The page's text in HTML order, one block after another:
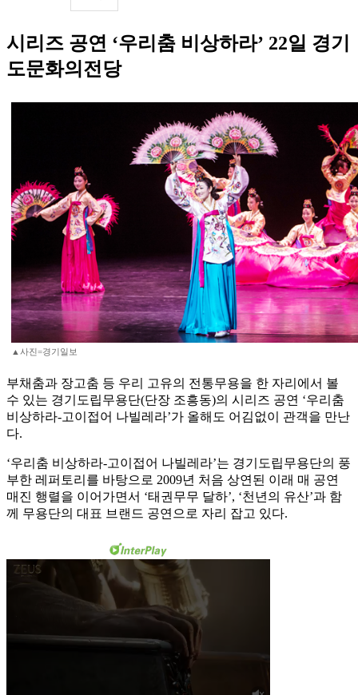
시리즈 공연 ‘우리춤 비상하라’ 22일 경기
도문화의전당
▲사진=경기일보
부채춤과 장고춤 등 우리 고유의 전통무용을 한 자리에서 볼
수 있는 경기도립무용단(단장 조흥동)의 시리즈 공연 ‘우리춤
비상하라-고이접어 나빌레라’가 올해도 어김없이 관객을 만난
다.
‘우리춤 비상하라-고이접어 나빌레라’는 경기도립무용단의 풍
부한 레퍼토리를 바탕으로 2009년 처음 상연된 이래 매 공연
매진 행렬을 이어가면서 ‘태권무무 달하’, ‘천년의 유산’과 함
께 무용단의 대표 브랜드 공연으로 자리 잡고 있다.